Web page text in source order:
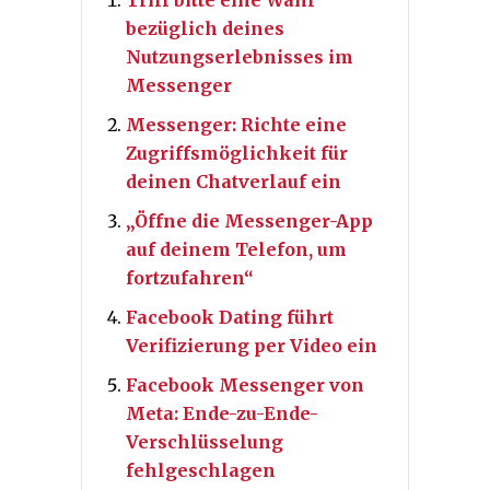
bezüglich deines
Nutzungserlebnisses im
Messenger
Messenger: Richte eine
Zugriffsmöglichkeit für
deinen Chatverlauf ein
„Öffne die Messenger-App
auf deinem Telefon, um
fortzufahren“
Facebook Dating führt
Verifizierung per Video ein
Facebook Messenger von
Meta: Ende-zu-Ende-
Verschlüsselung
fehlgeschlagen